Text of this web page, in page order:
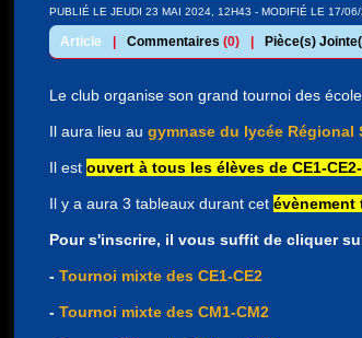
PUBLIÉ LE JEUDI 23 MAI 2024, 12H43 - MODIFIÉ LE 17/
Article Commentaires (0) Pièce(s)
Le club organise son grand tournoi des
Il aura lieu augymnase du lycée Régional
Il estouvert à tous les élèves de CE1-
Il y a aura 3 tableaux durant cetévènement
Pour s'inscrire, il vous suffit de cliquer
-Tournoi mixte des CE1-CE2
-Tournoi mixte des CM1-CM2